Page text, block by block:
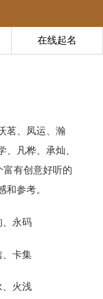
在线起名
茗、凤运、瀚
、凡桦、承灿、
富有创意好听的
和参考。
、永码
、卡集
、火浅